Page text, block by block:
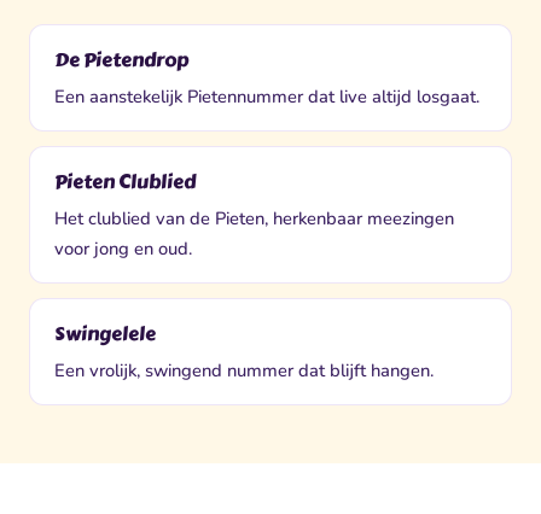
De Pietendrop
Een aanstekelijk Pietennummer dat live altijd losgaat.
Pieten Clublied
Het clublied van de Pieten, herkenbaar meezingen
voor jong en oud.
Swingelele
Een vrolijk, swingend nummer dat blijft hangen.